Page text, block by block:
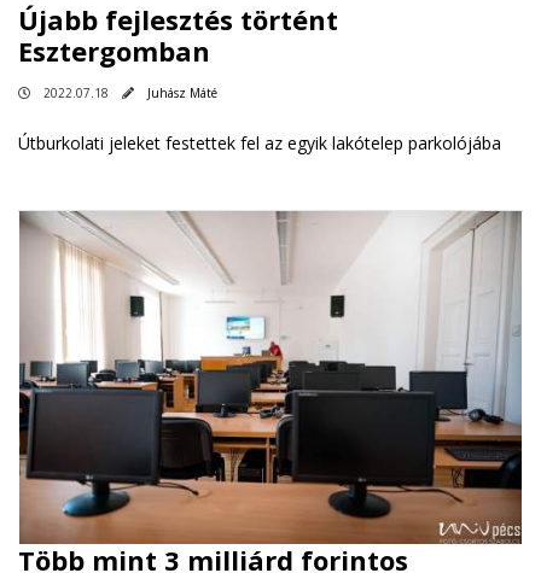
Újabb fejlesztés történt
Esztergomban
2022.07.18 Juhász Máté
Útburkolati jeleket festettek fel az egyik lakótelep parkolójába
Több mint 3 milliárd forintos